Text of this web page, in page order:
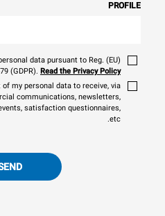
PROFILE
data pursuant to Reg. (EU)
(GDPR). Read the Privacy Policy
my personal data to receive, via
communications, newsletters,
satisfaction questionnaires,
etc.